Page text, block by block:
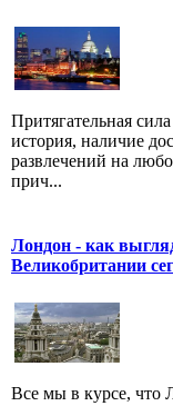
Притягательная
история, наличие
развлечений на
прич...
Лондон - как
Великобритании
Все мы в курсе, что